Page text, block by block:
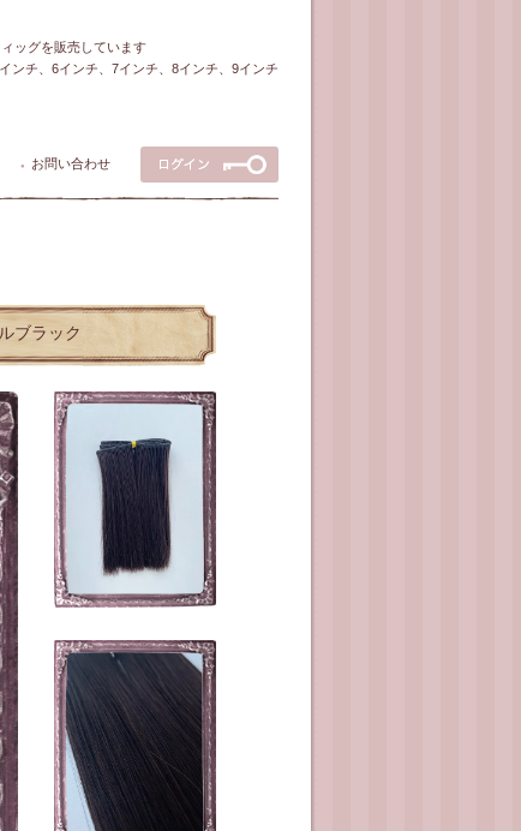
ッグを販売しています
ンチ、6インチ、7インチ、8インチ、9インチ
● お問い合わせ
ブラック